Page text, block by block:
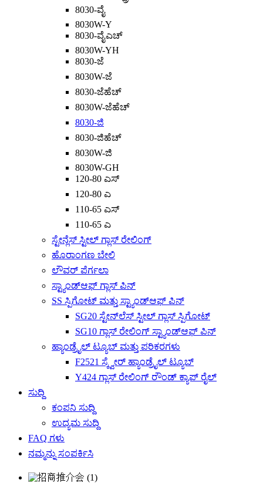
8030-ವೈ
8030W-Y
8030-ವೈಎಚ್
8030W-YH
8030-ಜೆ
8030W-ಜೆ
8030-ಜೆಹೆಚ್
8030W-ಜೆಹೆಚ್
8030-ಜಿ
8030-ಜಿಹೆಚ್
8030W-ಜಿ
8030W-GH
120-80 ಎಸ್
120-80 ಎ
110-65 ಎಸ್
110-65 ಎ
ಸ್ಟೇನ್ಲೆಸ್ ಸ್ಟೀಲ್ ಗ್ಲಾಸ್ ರೇಲಿಂಗ್
ಹೊರಾಂಗಣ ಬೇಲಿ
ಲೌವರ್ ಪೆರ್ಗಲಾ
ಸ್ಟ್ಯಾಂಡ್‌ಆಫ್ ಗ್ಲಾಸ್ ಪಿನ್
SS ಸ್ಪಿಗೋಟ್ ಮತ್ತು ಸ್ಟ್ಯಾಂಡ್‌ಆಫ್ ಪಿನ್
SG20 ಸ್ಟೇನ್‌ಲೆಸ್ ಸ್ಟೀಲ್ ಗ್ಲಾಸ್ ಸ್ಪಿಗೋಟ್
SG10 ಗ್ಲಾಸ್ ರೇಲಿಂಗ್ ಸ್ಟ್ಯಾಂಡ್‌ಆಫ್ ಪಿನ್
ಹ್ಯಾಂಡ್ರೈಲ್ ಟ್ಯೂಬ್ ಮತ್ತು ಪರಿಕರಗಳು
F2521 ಸ್ಕ್ವೇರ್ ಹ್ಯಾಂಡ್ರೈಲ್ ಟ್ಯೂಬ್
Y424 ಗ್ಲಾಸ್ ರೇಲಿಂಗ್ ರೌಂಡ್ ಕ್ಯಾಪ್ ರೈಲ್
ಸುದ್ದಿ
ಕಂಪನಿ ಸುದ್ದಿ
ಉದ್ಯಮ ಸುದ್ದಿ
FAQ ಗಳು
ನಮ್ಮನ್ನು ಸಂಪರ್ಕಿಸಿ